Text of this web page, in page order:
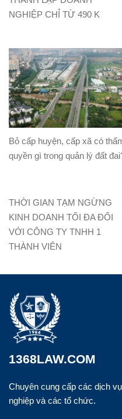
NGHIỆP CHỈ TỪ 490 K
Bỏ cấp huyện, cấp xã có
quyền gì trong quản lý đất
THỜI GIAN TẠM NGỪNG
KINH DOANH TỐI ĐA ĐỐI
VỚI CÔNG TY TNHH 1
THÀNH VIÊN
1368LAW.COM
Chuyên cung cấp các dịch
nghiệp và các tổ chức.